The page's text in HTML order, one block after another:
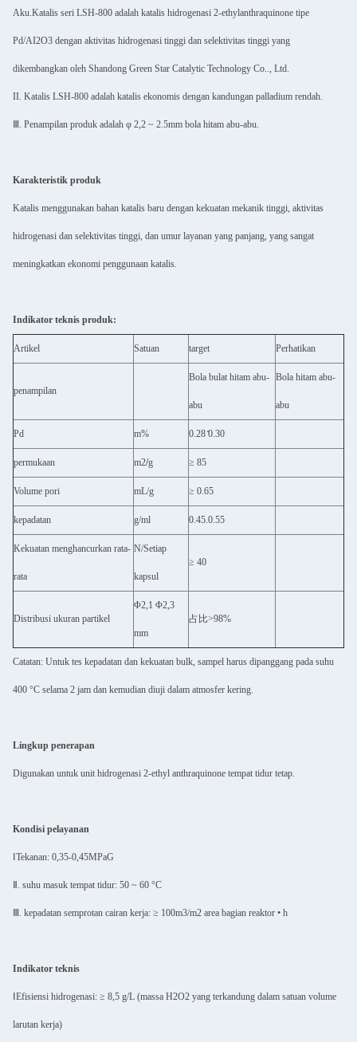
Aku.Katalis seri LSH-800 adalah katalis hidrogenasi 2-ethylanthraquinone tipe
Pd/AI2O3 dengan aktivitas hidrogenasi tinggi dan selektivitas tinggi yang
dikembangkan oleh Shandong Green Star Catalytic Technology Co.., Ltd.
II. Katalis LSH-800 adalah katalis ekonomis dengan kandungan palladium rendah.
Ⅲ. Penampilan produk adalah φ 2,2 ~ 2.5mm bola hitam abu-abu.
Karakteristik produk
Katalis menggunakan bahan katalis baru dengan kekuatan mekanik tinggi, aktivitas
hidrogenasi dan selektivitas tinggi, dan umur layanan yang panjang, yang sangat
meningkatkan ekonomi penggunaan katalis.
Indikator teknis produk:
Artikel Satuan target Perhatikan
penampilan
Bola bulat hitam abu-
abu
Bola hitam abu-
abu
Pd m% 0.28 ̊0.30
permukaan m2/g ≥ 85
Volume pori mL/g ≥ 0.65
kepadatan g/ml 0.45.0.55
Kekuatan menghancurkan rata-
rata
N/Setiap
kapsul
≥ 40
Distribusi ukuran partikel
Φ2,1 Φ2,3
mm
占比>98%
Catatan: Untuk tes kepadatan dan kekuatan bulk, sampel harus dipanggang pada suhu
400 °C selama 2 jam dan kemudian diuji dalam atmosfer kering.
Lingkup penerapan
Digunakan untuk unit hidrogenasi 2-ethyl anthraquinone tempat tidur tetap.
Kondisi pelayanan
ⅠTekanan: 0,35-0,45MPaG
Ⅱ. suhu masuk tempat tidur: 50 ~ 60 °C
Ⅲ. kepadatan semprotan cairan kerja: ≥ 100m3/m2 area bagian reaktor • h
Indikator teknis
ⅠEfisiensi hidrogenasi: ≥ 8,5 g/L (massa H2O2 yang terkandung dalam satuan volume
larutan kerja)